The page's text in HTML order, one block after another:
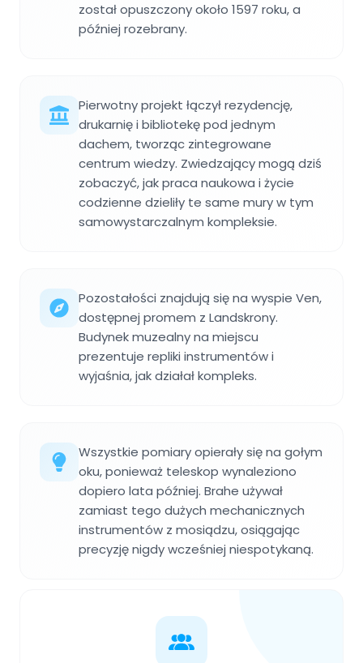
został opuszczony około 1597 roku, a
później rozebrany.
Pierwotny projekt łączył rezydencję,
drukarnię i bibliotekę pod jednym
dachem, tworząc zintegrowane
centrum wiedzy. Zwiedzający mogą dziś
zobaczyć, jak praca naukowa i życie
codzienne dzieliły te same mury w tym
samowystarczalnym kompleksie.
Pozostałości znajdują się na wyspie Ven,
dostępnej promem z Landskrony.
Budynek muzealny na miejscu
prezentuje repliki instrumentów i
wyjaśnia, jak działał kompleks.
Wszystkie pomiary opierały się na gołym
oku, ponieważ teleskop wynaleziono
dopiero lata później. Brahe używał
zamiast tego dużych mechanicznych
instrumentów z mosiądzu, osiągając
precyzję nigdy wcześniej niespotykaną.